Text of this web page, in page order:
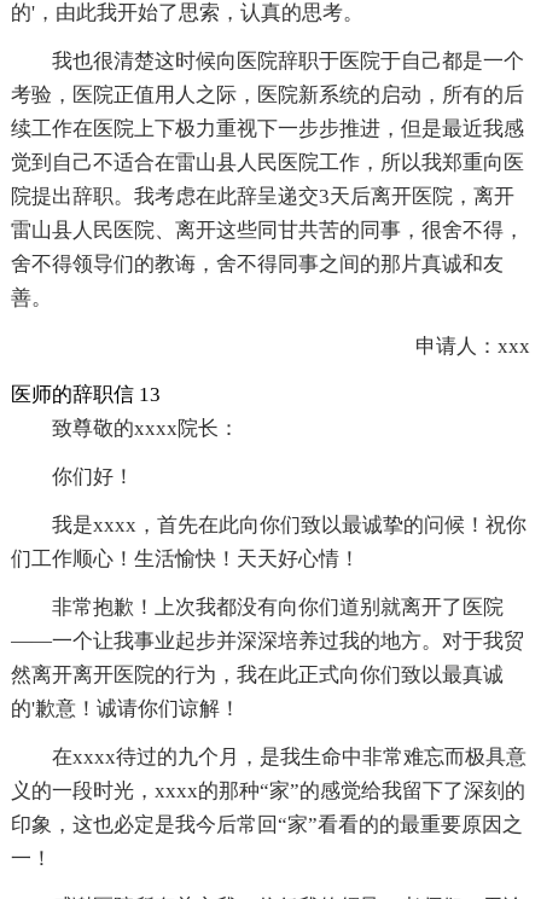
的'，由此我开始了思索，认真的思考。
我也很清楚这时候向医院辞职于医院于自己都是一个
考验，医院正值用人之际，医院新系统的启动，所有的后
续工作在医院上下极力重视下一步步推进，但是最近我感
觉到自己不适合在雷山县人民医院工作，所以我郑重向医
院提出辞职。我考虑在此辞呈递交3天后离开医院，离开
雷山县人民医院、离开这些同甘共苦的同事，很舍不得，
舍不得领导们的教诲，舍不得同事之间的那片真诚和友
善。
申请人：xxx
医师的辞职信 13
致尊敬的xxxx院长：
你们好！
我是xxxx，首先在此向你们致以最诚挚的问候！祝你
们工作顺心！生活愉快！天天好心情！
非常抱歉！上次我都没有向你们道别就离开了医院
——一个让我事业起步并深深培养过我的地方。对于我贸
然离开离开医院的行为，我在此正式向你们致以最真诚
的'歉意！诚请你们谅解！
在xxxx待过的九个月，是我生命中非常难忘而极具意
义的一段时光，xxxx的那种“家”的感觉给我留下了深刻的
印象，这也必定是我今后常回“家”看看的的最重要原因之
一！